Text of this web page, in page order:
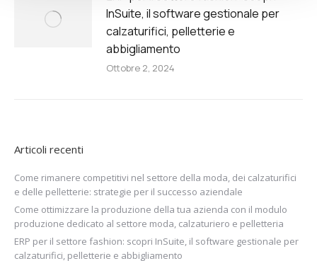
InSuite, il software gestionale per
calzaturifici, pelletterie e
abbigliamento
Ottobre 2, 2024
Articoli recenti
Come rimanere competitivi nel settore della moda, dei calzaturifici
e delle pelletterie: strategie per il successo aziendale
Come ottimizzare la produzione della tua azienda con il modulo
produzione dedicato al settore moda, calzaturiero e pelletteria
ERP per il settore fashion: scopri InSuite, il software gestionale per
calzaturifici, pelletterie e abbigliamento